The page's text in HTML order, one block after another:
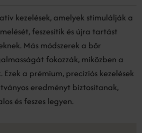
kezelések, amelyek stimulálják a
feszesítik és újra tartást
Más módszerek a bőr
fokozzák, miközben a
a prémium, precíziós kezelések
eredményt biztosítanak,
és feszes legyen.